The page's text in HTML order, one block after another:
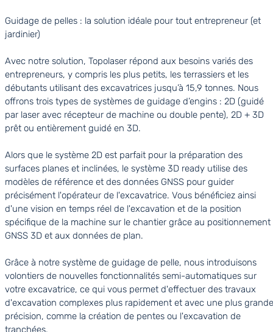
Guidage de pelles : la solution idéale pour tout entrepreneur (et
jardinier)
Avec notre solution, Topolaser répond aux besoins variés des
entrepreneurs, y compris les plus petits, les terrassiers et les
débutants utilisant des excavatrices jusqu’à 15,9 tonnes. Nous
offrons trois types de systèmes de guidage d’engins : 2D (guidé
par laser avec récepteur de machine ou double pente), 2D + 3D
prêt ou entièrement guidé en 3D.
Alors que le système 2D est parfait pour la préparation des
surfaces planes et inclinées, le système 3D ready utilise des
modèles de référence et des données GNSS pour guider
précisément l'opérateur de l'excavatrice. Vous bénéficiez ainsi
d'une vision en temps réel de l'excavation et de la position
spécifique de la machine sur le chantier grâce au positionnement
GNSS 3D et aux données de plan.
Grâce à notre système de guidage de pelle, nous introduisons
volontiers de nouvelles fonctionnalités semi-automatiques sur
votre excavatrice, ce qui vous permet d'effectuer des travaux
d'excavation complexes plus rapidement et avec une plus grande
précision, comme la création de pentes ou l'excavation de
tranchées.